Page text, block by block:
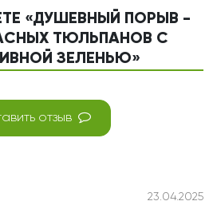
«ДУШЕВНЫЙ ПОРЫВ -
ТЮЛЬПАНОВ С
ЗЕЛЕНЬЮ»
отзыв
23.04.2025